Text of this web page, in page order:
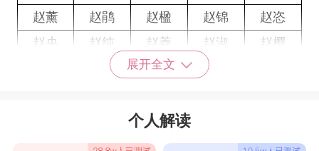
赵薰
赵鹃 赵楹 赵锦
赵恣
赵央
赵纯 赵菱 赵淑
赵樱
赵瑶 赵华 赵江
赵灵
赵娇 赵熙 赵笛
赵玫
展开全文
个人解读